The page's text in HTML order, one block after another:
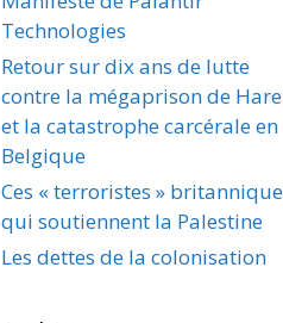
Technologies
Retour sur dix ans de lutte
contre la mégaprison de
et la catastrophe carcérale en
Belgique
Ces « terroristes »
qui soutiennent la Palestine
Les dettes de la colonisation